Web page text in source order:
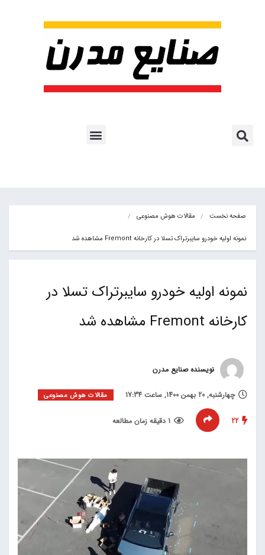
صفحه نخست مقالات هوش مصنوعی
نمونه اولیه خودرو سایبرتراک تسلا در کارخانه Fremont مشاهده شد
نمونه اولیه خودرو سایبرتراک تسلا در
کارخانه Fremont مشاهده شد
نویسنده صنایع مدرن
چهارشنبه, 20 بهمن 1400, ساعت 17:34 مقالات هوش مصنوعی
22 1 دقیقه زمان مطالعه